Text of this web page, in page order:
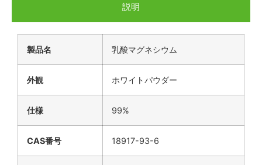
説明
製品名 乳酸マグネシウム
外観 ホワイトパウダー
仕様 99%
CAS番号 18917-93-6